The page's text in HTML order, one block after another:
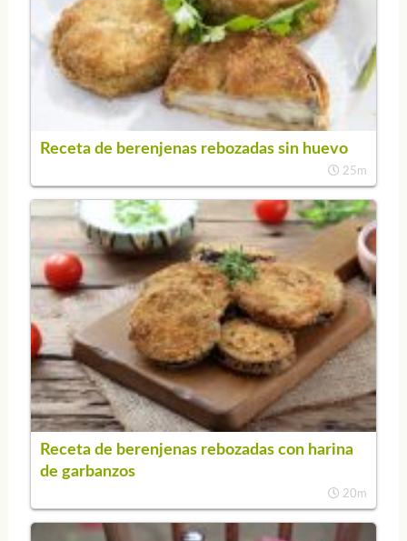
Receta de berenjenas rebozadas sin huevo
25m
Receta de berenjenas rebozadas con harina
de garbanzos
20m